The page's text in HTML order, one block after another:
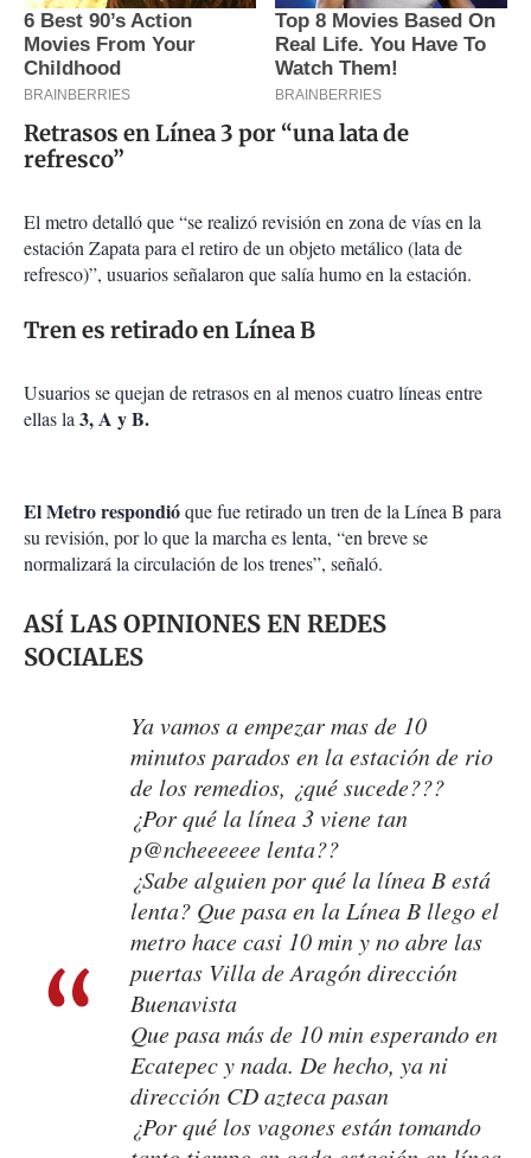
Retrasos en Línea 3 por “una lata de
refresco”
El metro detalló que “se realizó revisión en zona de vías en la
estación Zapata para el retiro de un objeto metálico (lata de
refresco)”, usuarios señalaron que salía humo en la estación.
Tren es retirado en Línea B
Usuarios se quejan de retrasos en al menos cuatro líneas entre
ellas la3, A y B.
El Metro respondióque fue retirado un tren de la Línea B para
su revisión, por lo que la marcha es lenta, “en breve se
normalizará la circulación de los trenes”, señaló.
ASÍ LAS OPINIONES EN REDES
SOCIALES
Ya vamos a empezar mas de 10
minutos parados en la estación de rio
de los remedios, ¿qué sucede???
¿Por qué la línea 3 viene tan
p@ncheeeeee lenta??
¿Sabe alguien por qué la línea B está
lenta? Que pasa en la Línea B llego el
metro hace casi 10 min y no abre las
puertas Villa de Aragón dirección
Buenavista
Que pasa más de 10 min esperando en
Ecatepec y nada. De hecho, ya ni
dirección CD azteca pasan
¿Por qué los vagones están tomando